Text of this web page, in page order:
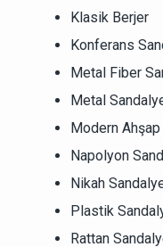
Klasik Berjer
Konferans
Metal Fiber
Metal
Modern
Napolyon
Nikah
Plastik
Rattan